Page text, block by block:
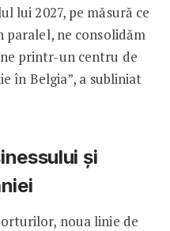
lui 2027, pe măsură ce
paralel, ne consolidăm
printr-un centru de
în Belgia”, a subliniat
și
noua linie de